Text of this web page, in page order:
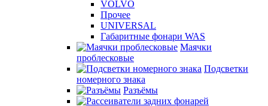
VOLVO
Прочее
UNIVERSAL
Габаритные фонари WAS
Маячки
проблесковые
Подсветки
номерного знака
Разъёмы